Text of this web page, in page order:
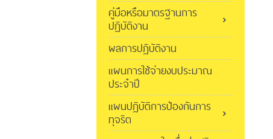
คู่มือหรือมาตรฐานการ
ปฏิบัติงาน
ผลการปฏิบัติงาน
แผนการใช้จ่ายงบประมาณ
ประจำปี
แผนปฏิบัติการป้องกันการ
ทุจริต